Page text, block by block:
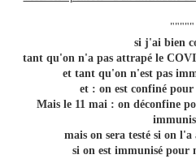
"""""
si j'ai bien
tant qu'on n'a pas attrapé le
et tant qu'on n'est pas
et : on est confiné
Mais le 11 mai : on déconfine
mais on sera testé si on
si on est immunisé pour